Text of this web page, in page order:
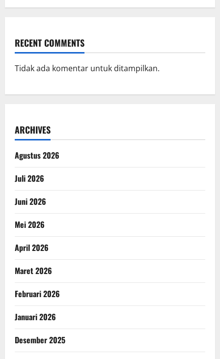
RECENT COMMENTS
Tidak ada komentar untuk ditampilkan.
ARCHIVES
Agustus 2026
Juli 2026
Juni 2026
Mei 2026
April 2026
Maret 2026
Februari 2026
Januari 2026
Desember 2025